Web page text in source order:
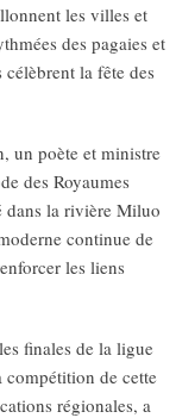
les villes et
des pagaies et
la fête des
un poète et ministre
des Royaumes
dans la rivière Miluo
continue de
les liens
finales de la ligue
de cette
régionales, a